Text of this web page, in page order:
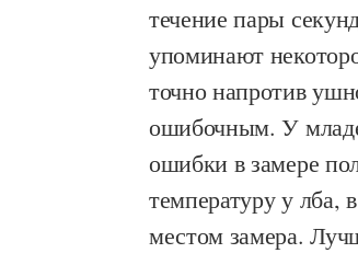
течение пары
упоминают
точно напротив
ошибочным. У
ошибки в замере
температуру у лба,
местом замера.